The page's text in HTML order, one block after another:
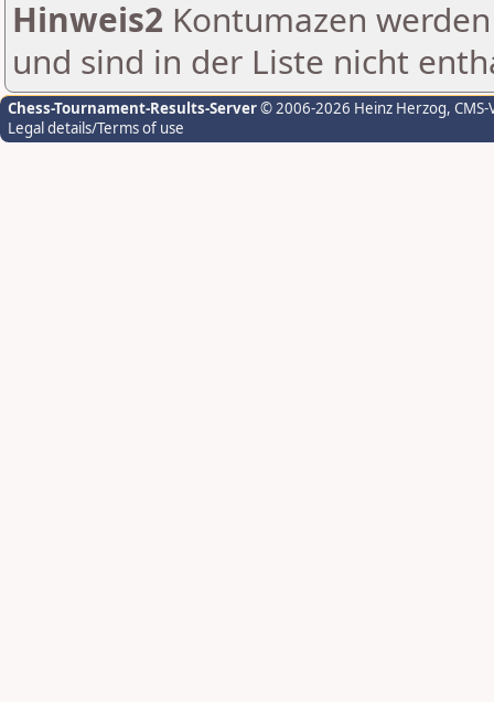
Hinweis2 Kontumazen
und sind in der Liste nicht
Chess-Tournament-Results-Server© 2006-2026 Heinz Herzog,
Legal details/Terms of use